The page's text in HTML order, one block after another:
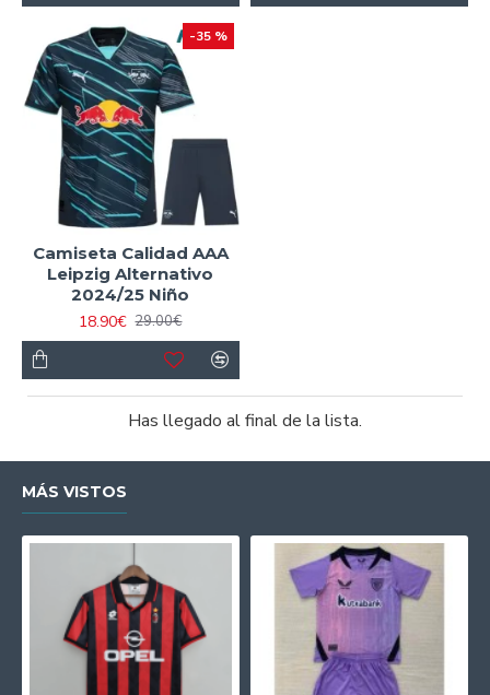
-35 %
Camiseta Calidad AAA
Leipzig Alternativo
2024/25 Niño
18.90€ 29.00€
Has llegado al final de la lista.
MÁS VISTOS